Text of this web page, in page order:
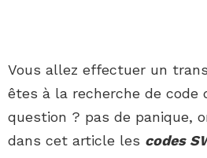
Vous allez effectuer un
êtes à la recherche de code
question ? pas de panique,
dans cet article les codes